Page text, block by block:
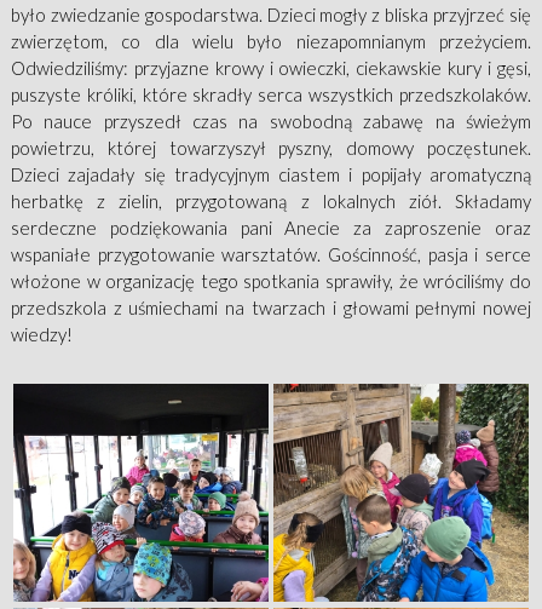
było zwiedzanie gospodarstwa. Dzieci mogły z bliska przyjrzeć się
zwierzętom, co dla wielu było niezapomnianym przeżyciem.
Odwiedziliśmy: przyjazne krowy i owieczki, ciekawskie kury i gęsi,
puszyste króliki, które skradły serca wszystkich przedszkolaków.
Po nauce przyszedł czas na swobodną zabawę na świeżym
powietrzu, której towarzyszył pyszny, domowy poczęstunek.
Dzieci zajadały się tradycyjnym ciastem i popijały aromatyczną
herbatkę z zielin, przygotowaną z lokalnych ziół. Składamy
serdeczne podziękowania pani Anecie za zaproszenie oraz
wspaniałe przygotowanie warsztatów. Gościnność, pasja i serce
włożone w organizację tego spotkania sprawiły, że wróciliśmy do
przedszkola z uśmiechami na twarzach i głowami pełnymi nowej
wiedzy!